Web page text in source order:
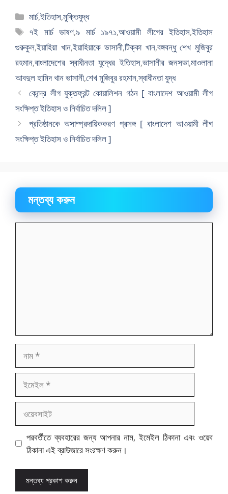
বিভাগ
সমূহ
মার্চ,ইতিহাস,মুক্তিযুদ্ধ
ট্যাগ
সমূহ
৭ই মার্চ ভাষণ,৯ মার্চ ১৯৭১,আওয়ামী লীগের ইতিহাস,ইতিহাস
গুরুকুল,ইয়াহিয়া খান,ইয়াহিয়াকে ভাসানী,টিক্কা খান,বঙ্গবন্ধু শেখ মুজিবুর
রহমান,বাংলাদেশের স্বাধীনতা যুদ্ধের ইতিহাস,ভাসানীর জনসভা,মাওলানা
আবদুল হামিদ খান ভাসানী,শেখ মুজিবুর রহমান,স্বাধীনতা যুদ্ধ
কেন্দ্রে লীগ যুক্তফ্রন্ট কোয়ালিশন গঠন [ বাংলাদেশ আওয়ামী লীগ
সংক্ষিপ্ত ইতিহাস ও নির্বাচিত দলিল ]
প্রতিষ্ঠানকে অসাম্প্রদায়িককরণ প্রসঙ্গ [ বাংলাদেশ আওয়ামী লীগ
সংক্ষিপ্ত ইতিহাস ও নির্বাচিত দলিল ]
মন্তব্য করুন
ইমেইল
পরবর্তীতে ব্যবহারের জন্য আপনার নাম, ইমেইল ঠিকানা এবং ওয়েব
ঠিকানা এই ব্রাউজারে সংরক্ষণ করুন।